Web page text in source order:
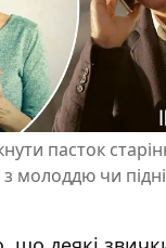
пасток
молоддю чи